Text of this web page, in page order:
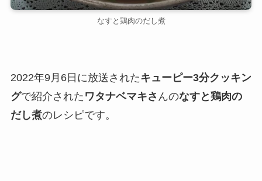
なすと鶏肉のだし煮
2022年9月6日に放送されたキューピー3分クッキン
グで紹介された ワタナベマキさ んのなすと鶏肉の
だし煮のレシピです。